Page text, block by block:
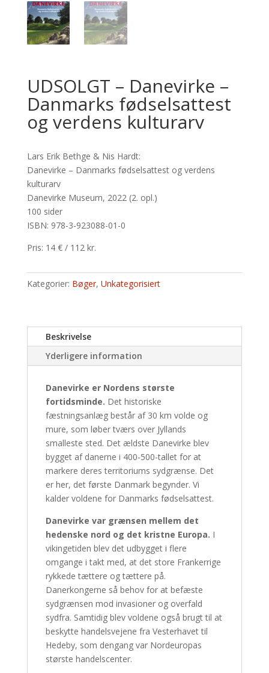
UDSOLGT – Danevirke –
Danmarks fødselsattest
og verdens kulturarv
Lars Erik Bethge & Nis Hardt:
Danevirke – Danmarks fødselsattest og verdens
kulturarv
Danevirke Museum, 2022 (2. opl.)
100 sider
ISBN: 978-3-923088-01-0
Pris: 14 € / 112 kr.
Kategorier: Bøger, Unkategorisiert
Beskrivelse
Yderligere information
Danevirke er Nordens største
fortidsminde. Det historiske
fæstningsanlæg består af 30 km volde og
mure, som løber tværs over Jyllands
smalleste sted. Det ældste Danevirke blev
bygget af danerne i 400-500-tallet for at
markere deres territoriums sydgrænse. Det
er her, det første Danmark begynder. Vi
kalder voldene for Danmarks fødselsattest.
Danevirke var grænsen mellem det
hedenske nord og det kristne Europa. I
vikingetiden blev det udbygget i flere
omgange i takt med, at det store Frankerrige
rykkede tættere og tættere på.
Danerkongerne så behov for at befæste
sydgrænsen mod invasioner og overfald
sydfra. Samtidig blev voldene også brugt til at
beskytte handelsvejene fra Vesterhavet til
Hedeby, som dengang var Nordeuropas
største handelscenter.